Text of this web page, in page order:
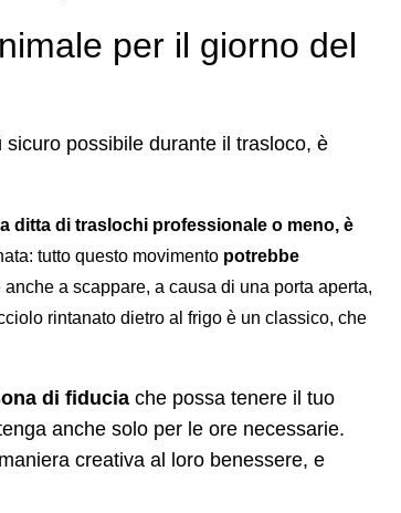
per il giorno del
possibile durante il trasloco, è
ditta di traslochi professionale o meno, è
tutto questo movimento potrebbe
a scappare, a causa di una porta aperta,
rintanato dietro al frigo è un classico, che
di fiduciache possa tenere il tuo
anche solo per le ore necessarie.
creativa al loro benessere, e